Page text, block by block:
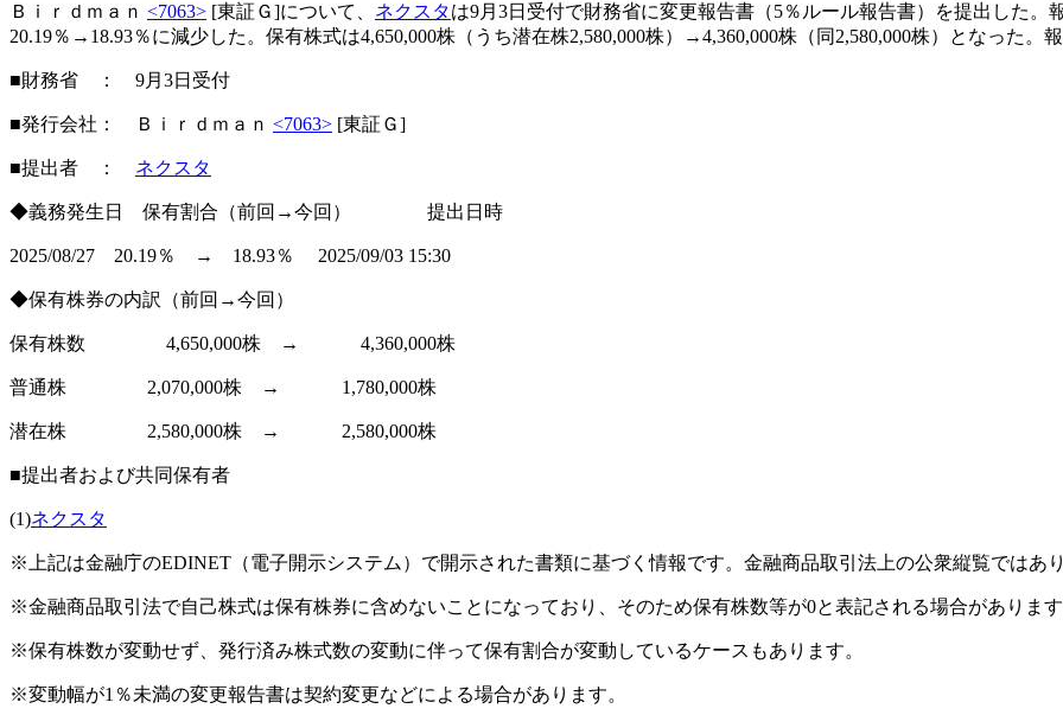
Ｂｉｒｄｍａｎ <7063> [東証Ｇ]について、 ネクスタは9月3日受付で財務省に変更報告書（5％ルール報告書）を提出した。
20.19％→18.93％に減少した。保有株式は4,650,000株（うち潜在株2,580,000株）→4,360,000株（同2,580,000株）となった。
■財務省 ： 9月3日受付
■発行会社： Ｂｉｒｄｍａｎ <7063> [東証Ｇ]
■提出者 ： ネクスタ
◆義務発生日 保有割合（前回→今回） 提出日時
2025/08/27 20.19％ → 18.93％ 2025/09/03 15:30
◆保有株券の内訳（前回→今回）
保有株数 4,650,000株 → 4,360,000株
普通株 2,070,000株 → 1,780,000株
潜在株 2,580,000株 → 2,580,000株
■提出者および共同保有者
(1)ネクスタ
※上記は金融庁のEDINET（電子開示システム）で開示された書類に基づく情報です。金融商品取引法上の公衆縦覧ではあ
※金融商品取引法で自己株式は保有株券に含めないことになっており、そのため保有株数等が0と表記される場合がありま
※保有株数が変動せず、発行済み株式数の変動に伴って保有割合が変動しているケースもあります。
※変動幅が1％未満の変更報告書は契約変更などによる場合があります。